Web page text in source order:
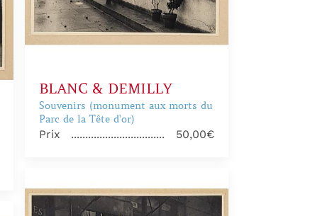
BLANC & DEMILLY
Souvenirs (monument aux morts du
Parc de la Tête d'or)
Prix 50,00€